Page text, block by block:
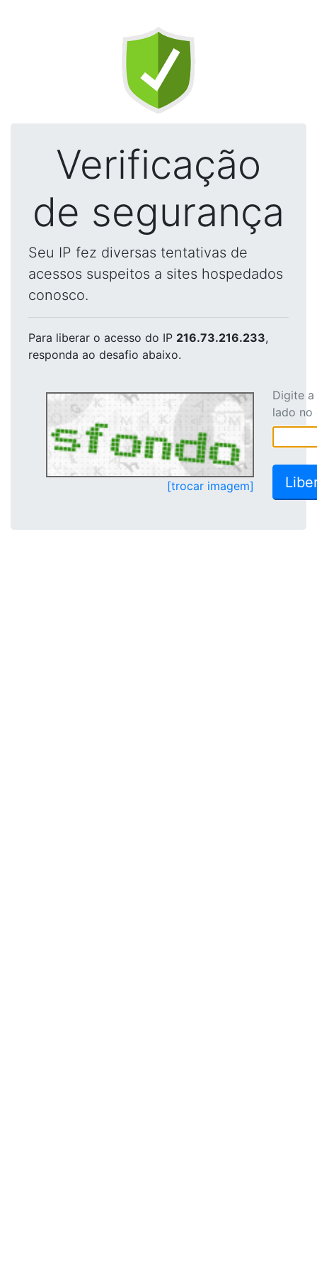
Verificação
de segurança
Seu IP fez diversas tentativas de
acessos suspeitos a sites hospedados
conosco.
Para liberar o acesso do IP 216.73.216.233,
responda ao desafio abaixo.
[trocar imagem]
Digite
lado no